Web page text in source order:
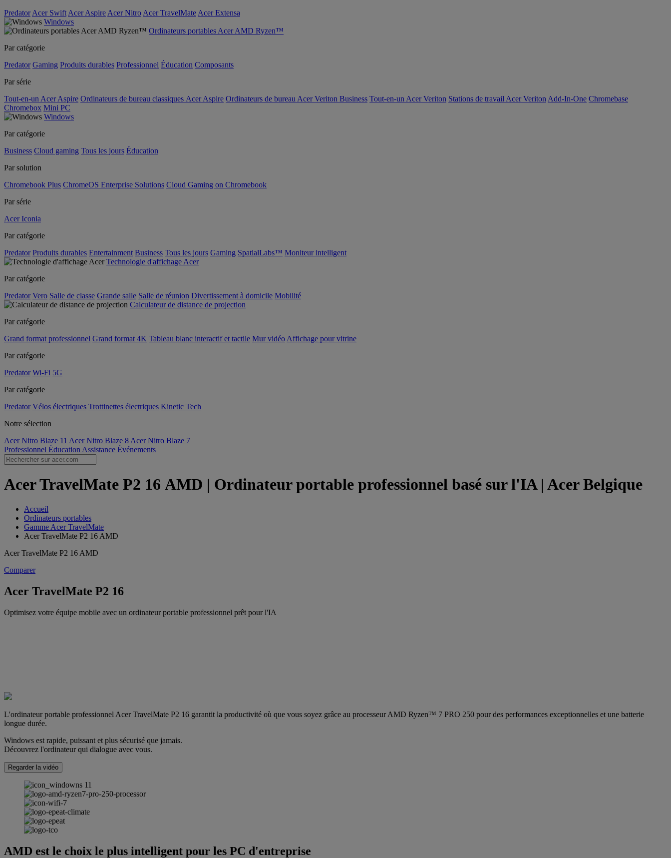
Predator Acer Swift Acer Aspire Acer Nitro Acer TravelMate Acer Extensa
Windows
Ordinateurs portables Acer AMD Ryzen™
Par catégorie
Predator Gaming Produits durables Professionnel Éducation Composants
Par série
Tout-en-un Acer Aspire Ordinateurs de bureau classiques Acer Aspire Ordinateurs de bureau Acer Veriton Business Tout-en-un Acer Veriton Stations de travail Acer Veriton Add-In-One Chromebase
Chromebox Mini PC
Windows
Par catégorie
Business Cloud gaming Tous les jours Éducation
Par solution
Chromebook Plus ChromeOS Enterprise Solutions Cloud Gaming on Chromebook
Par série
Acer Iconia
Par catégorie
Predator Produits durables Entertainment Business Tous les jours Gaming SpatialLabs™ Moniteur intelligent
Technologie d'affichage Acer
Par catégorie
Predator Vero Salle de classe Grande salle Salle de réunion Divertissement à domicile Mobilité
Calculateur de distance de projection
Par catégorie
Grand format professionnel Grand format 4K Tableau blanc interactif et tactile Mur vidéo Affichage pour vitrine
Par catégorie
Predator Wi-Fi 5G
Par catégorie
Predator Vélos électriques Trottinettes électriques Kinetic Tech
Notre sélection
Acer Nitro Blaze 11 Acer Nitro Blaze 8 Acer Nitro Blaze 7
Professionnel Éducation Assistance Événements
Acer TravelMate P2 16 AMD | Ordinateur portable professionnel basé sur l'IA | Acer Belgique
Accueil
Ordinateurs portables
Gamme Acer TravelMate
Acer TravelMate P2 16 AMD
Acer TravelMate P2 16 AMD
Comparer
Acer TravelMate P2 16
Optimisez votre équipe mobile avec un ordinateur portable professionnel prêt pour l'IA
L'ordinateur portable professionnel Acer TravelMate P2 16 garantit la productivité où que vous soyez grâce au processeur AMD Ryzen™ 7 PRO 250 pour des performances exceptionnelles et une batterie
longue durée.
Windows est rapide, puissant et plus sécurisé que jamais.
Découvrez l'ordinateur qui dialogue avec vous.
Regarder la vidéo
AMD est le choix le plus intelligent pour les PC d'entreprise